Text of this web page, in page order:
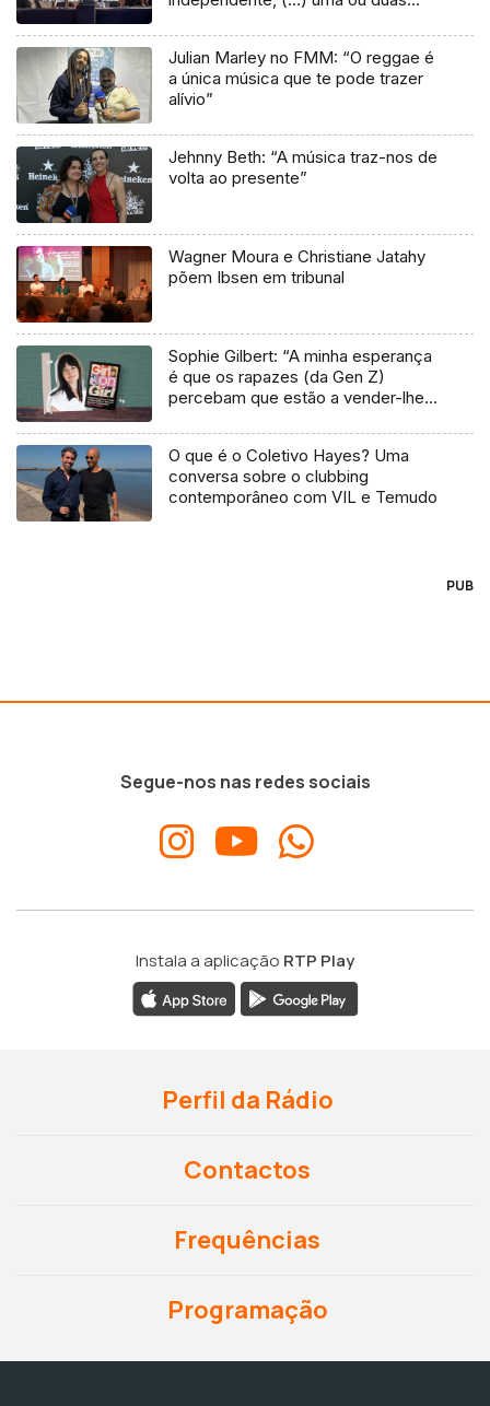
Julian Marley no FMM: “O reggae é
a única música que te pode trazer
alívio”
Jehnny Beth: “A música traz-nos de
volta ao presente”
Wagner Moura e Christiane Jatahy
põem Ibsen em tribunal
Sophie Gilbert: “A minha esperança
é que os rapazes (da Gen Z)
percebam que estão a vender-lhes
O que é o Coletivo Hayes? Uma
conversa sobre o clubbing
contemporâneo com VIL e Temudo
PUB
Segue-nos nas redes sociais
Instala a aplicação RTP Play
Perfil da Rádio
Contactos
Frequências
Programação